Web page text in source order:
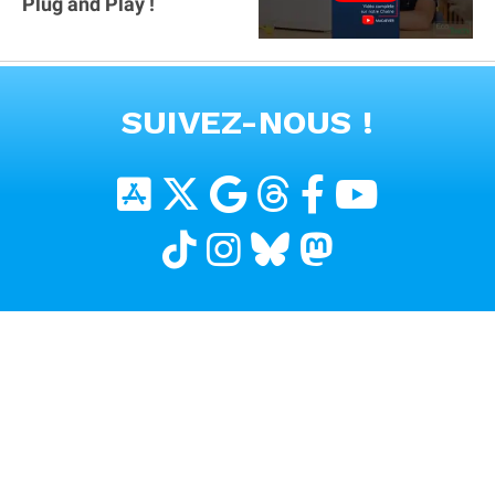
SUIVEZ-NOUS !